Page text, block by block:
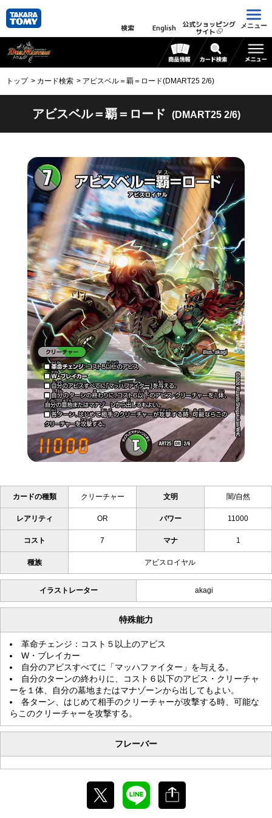
検索 English 公式ショッピング
サイト
メニュー
トップ カード検索 アビスベル＝覇＝ロード(DMART25 2/6)
アビスベル＝覇＝ロード (DMART25 2/6)
カードの種類 クリーチャー 文明 闇/自然
レアリティ OR パワー 11000
コスト 7 マナ 1
種族 アビスロイヤル
イラストレーター akagi
特殊能力
革命チェンジ：コスト５以上のアビス
W・ブレイカー
自分のアビスすべてに「マッハファイター」を与える。
自分のターンの終わりに、コスト６以下のアビス・クリーチャ
ーを１体、自分の墓地またはマナゾーンから出してもよい。
各ターン、はじめて相手のクリーチャーが攻撃する時、可能な
らこのクリーチャーを攻撃する。
フレーバー